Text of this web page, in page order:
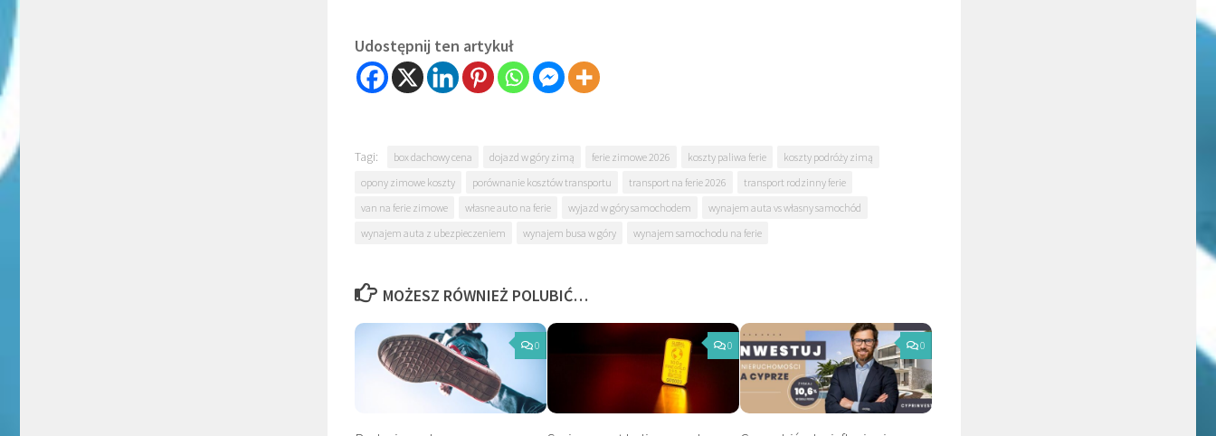
Udostępnij ten artykuł
Tagi: box dachowy cena dojazd w góry zimą ferie zimowe 2026 koszty paliwa ferie
koszty podróży zimą
opony zimowe koszty
porównanie kosztów transportu transport na ferie 2026
transport rodzinny ferie
van na ferie zimowe
własne auto na ferie wyjazd w góry samochodem
wynajem auta vs własny samochód
wynajem auta z ubezpieczeniem
wynajem busa w góry wynajem samochodu na ferie
MOŻESZ RÓWNIEŻ POLUBIĆ…
0 0 0